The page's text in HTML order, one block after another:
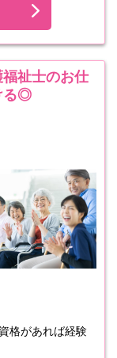
祉士のお仕
る◎
格があれば経験